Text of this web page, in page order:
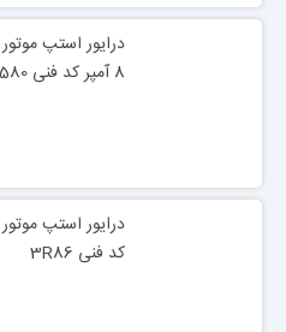
8 آمپر کد فنی 3DM580
کد فنی 3R86